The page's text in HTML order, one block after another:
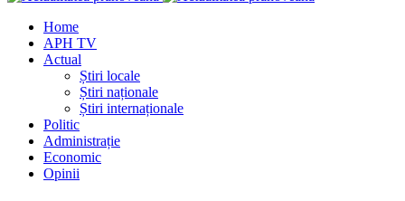
Home
APH TV
Actual
Știri locale
Știri naționale
Știri internaționale
Politic
Administrație
Economic
Opinii